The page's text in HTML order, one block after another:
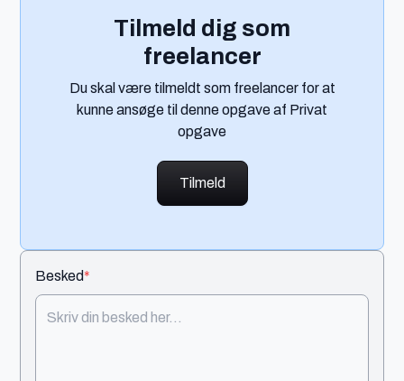
Tilmeld dig som
freelancer
Du skal være tilmeldt som freelancer for at
kunne ansøge til denne opgave af Privat
opgave
Tilmeld
Besked*